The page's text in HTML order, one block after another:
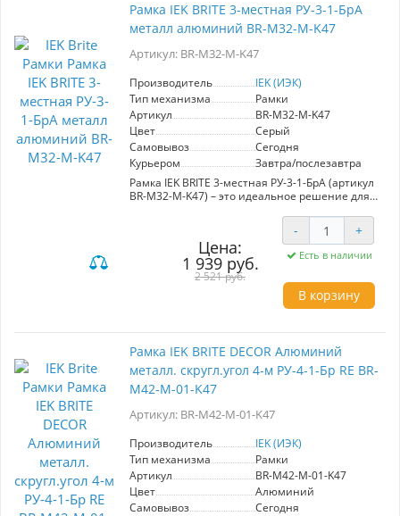
моделей позволяют воплотить любые идеи в
строительстве и ремонте, удовлетворяя
клиентов. Примените эту рамку для создания
стильными и функциональными элементами
от IEK.
Рамка IEK BRITE 3-местная РУ-3-1-БрА
металл алюминий BR-M32-M-K47
Артикул: BR-M32-M-K47
Производитель
IEK (ИЭК)
Тип механизма
Рамки
Артикул
BR-M32-M-K47
Цвет
Серый
Самовывоз
Сегодня
Курьером
Завтра/послезавтра
Рамка IEK BRITE 3-местная РУ-3-1-БрА (артикул
BR-M32-M-K47) – это идеальное решение для
Изготовленная из алюминия, она сочетает в
себе стильный металлический цвет и высокую
прочность, что обеспечивает долговечность и
надежность в эксплуатации. Серия "BRITE" от
производителя IEK предлагает гармоничное
сочетание европейского дизайна и доступной
цены, позволяя легко интегрировать рамку в
Широкая цветовая палитра и разнообразие
адаптировать продукцию под любые
стилистические предпочтения. Выбор рамки
IEK BRITE – это уверенный шаг к созданию
эстетически привлекательного и
функционального интерьера.
Цена:
1 939 руб.
2 521 руб.
- +
Есть в наличии
В корзину
Рамка IEK BRITE DECOR Алюминий
металл. скругл.угол 4-м РУ-4-1-Бр RE BR-
M42-M-01-K47
Артикул: BR-M42-M-01-K47
Производитель
IEK (ИЭК)
Тип механизма
Рамки
Артикул
BR-M42-M-01-K47
Цвет
Алюминий
Самовывоз
Сегодня